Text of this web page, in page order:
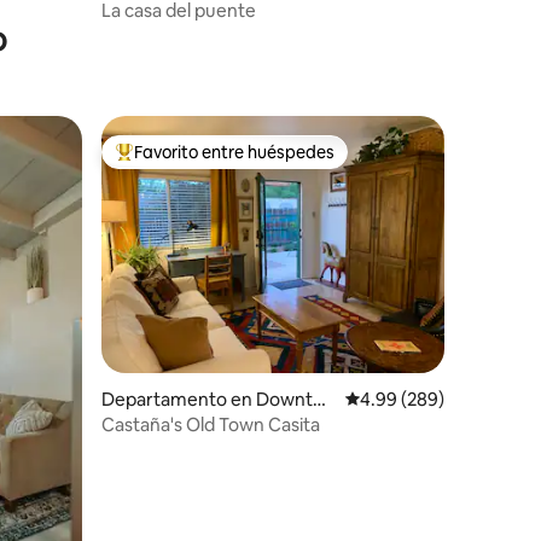
La casa del puente
De los mejores en Favorito entre huéspedes
Favorito entre huéspedes
Departamento en Downto
wn Albuquerque
Calificación promedio:
4.99 (289)
Castaña's Old Town Casita